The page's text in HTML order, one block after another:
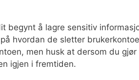
begynt å lagre sensitiv
hvordan de sletter
men husk at dersom du
igjen i fremtiden.